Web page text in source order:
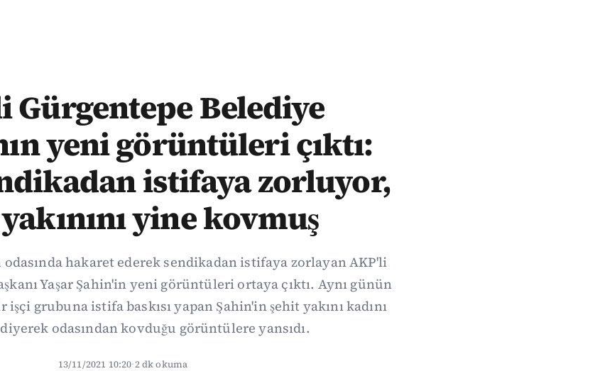
Gürgentepe Belediye
yeni görüntüleri çıktı:
istifaya zorluyor,
yine kovmuş
hakaret ederek sendikadan istifaya zorlayan AKP'li
Yaşar Şahin'in yeni görüntüleri ortaya çıktı. Aynı günün
işçi grubuna istifa baskısı yapan Şahin'in şehit yakını kadını
diyerek odasından kovduğu görüntülere yansıdı.
13/11/2021 10:20·2 dk okuma